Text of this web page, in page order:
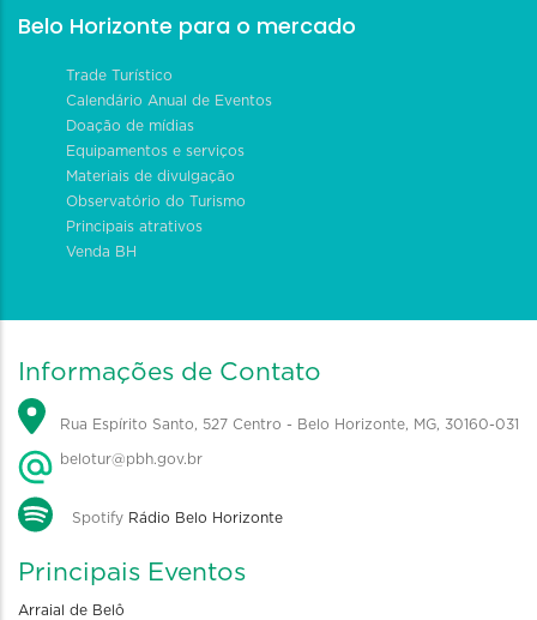
Belo Horizonte para o mercado
Trade Turístico
Calendário Anual de Eventos
Doação de mídias
Equipamentos e serviços
Materiais de divulgação
Observatório do Turismo
Principais atrativos
Venda BH
Informações de Contato
Rua Espírito Santo, 527 Centro - Belo Horizonte, MG, 30160-031
belotur@pbh.gov.br
Spotify Rádio Belo Horizonte
Principais Eventos
Arraial de Belô